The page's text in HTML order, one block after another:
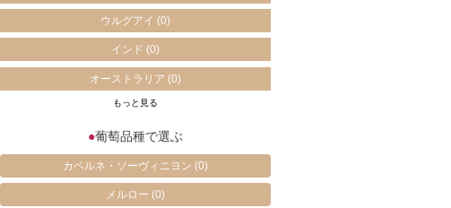
ウルグアイ(0)
インド(0)
オーストラリア(0)
もっと見る
●葡萄品種で選ぶ
カベルネ・ソーヴィニヨン(0)
メルロー(0)